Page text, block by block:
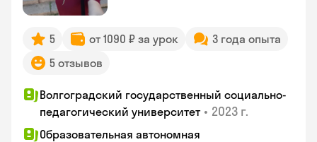
5 от 1090 ₽ за урок
3 года опыта
5 отзывов
Волгоградский государственный социально-
педагогический университет • 2023 г.
Образовательная автономная